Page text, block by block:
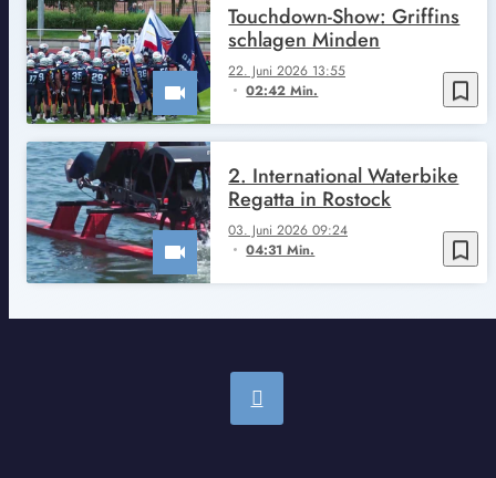
bookmark_border
22. Juni 2026 13:55
02:42 Min.
Touchdown-Show: Griffins
schlagen Minden
bookmark_border
03. Juni 2026 09:24
04:31 Min.
2. International Waterbike
Regatta in Rostock